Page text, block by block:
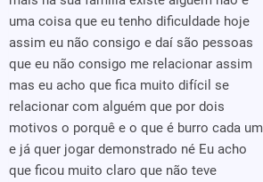
uma coisa que eu tenho dificuldade hoje
assim eu não consigo e daí são pessoas
que eu não consigo me relacionar assim
mas eu acho que fica muito difícil se
relacionar com alguém que por dois
motivos o porquê e o que é burro cada um
e já quer jogar demonstrado né Eu acho
que ficou muito claro que não teve